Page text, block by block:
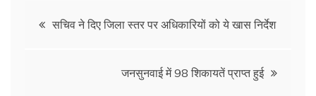
b
A
p
Postसचिव ने दिए जिला स्तर पर अधिकारियों को ये खास निर्देश
जनसुनवाई में 98 शिकायतें प्राप्त हुई